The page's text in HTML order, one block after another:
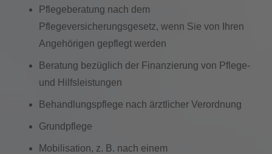
Pflegeberatung nach dem
Pflegeversicherungsgesetz, wenn Sie von Ihren
Angehörigen gepflegt werden
Beratung bezüglich der Finanzierung von Pflege-
und Hilfsleistungen
Behandlungspflege nach ärztlicher Verordnung
Grundpflege
Mobilisation, z. B. nach einem